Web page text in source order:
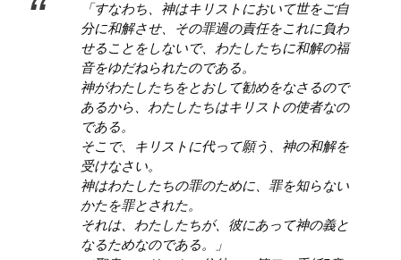
「すなわち、神はキリストにおいて世をご自
分に和解させ、その罪過の責任をこれに負わ
せることをしないで、わたしたちに和解の福
音をゆだねられたのである。
神がわたしたちをとおして勧めをなさるので
あるから、わたしたちはキリストの使者なの
である。
そこで、キリストに代って願う、神の和解を
受けなさい。
神はわたしたちの罪のために、罪を知らない
かたを罪とされた。
それは、わたしたちが、彼にあって神の義と
なるためなのである。」